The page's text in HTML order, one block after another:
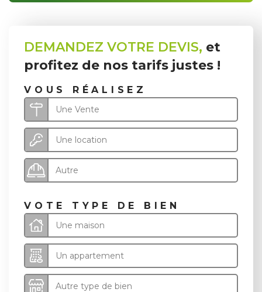
DEMANDEZ VOTRE DEVIS, et
profitez de nos tarifs justes !
VOUS RÉALISEZ
Une Vente
Une location
Autre
VOTE TYPE DE BIEN
Une maison
Un appartement
Autre type de bien